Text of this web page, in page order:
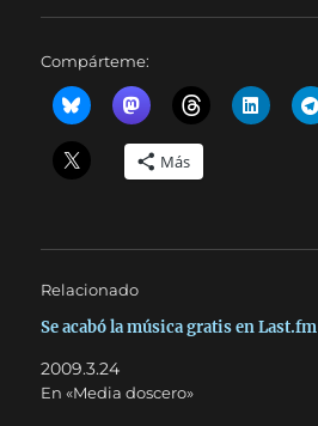
Compárteme:
Más
Relacionado
Se acabó la música gratis en Last.fm
2009.3.24
En «Media doscero»